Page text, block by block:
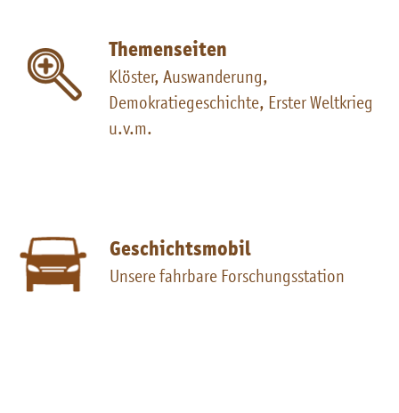
Themenseiten
Klöster, Auswanderung,
Demokratiegeschichte, Erster Weltkrieg
u.v.m.
Geschichtsmobil
Unsere fahrbare Forschungsstation